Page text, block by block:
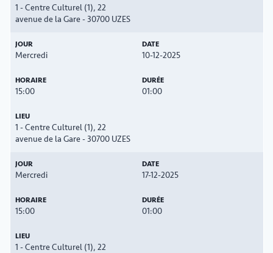
1 - Centre Culturel (1), 22
avenue de la Gare - 30700 UZES
Mercredi 10-12-2025
15:00 01:00
1 - Centre Culturel (1), 22
avenue de la Gare - 30700 UZES
Mercredi 17-12-2025
15:00 01:00
1 - Centre Culturel (1), 22